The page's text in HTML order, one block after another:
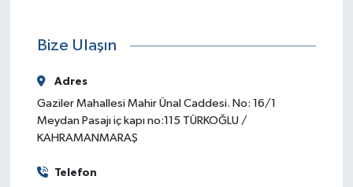
Bize Ulaşın
Adres
Gaziler Mahallesi Mahir Ünal Caddesi. No: 16/1
Meydan Pasajı iç kapı no:115 TÜRKOĞLU /
KAHRAMANMARAŞ
Telefon